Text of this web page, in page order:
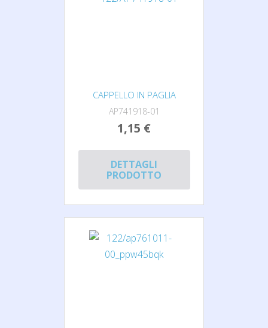
CAPPELLO IN PAGLIA
AP741918-01
1,15 €
DETTAGLI
PRODOTTO